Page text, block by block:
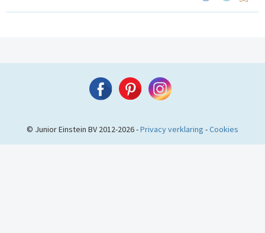
© Junior Einstein BV 2012-2026 -Privacy verklaring -Cookies